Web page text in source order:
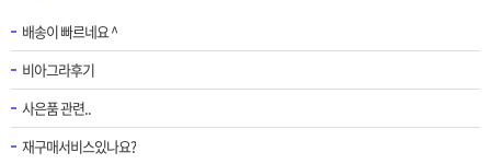
배송이 빠르네요 ^
비아그라후기
사은품 관련..
재구매서비스있나요?